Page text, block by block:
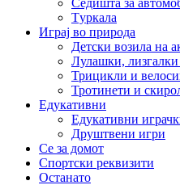
Седишта за
Tуркала
Играј во природа
Детски возила на
Лулашки,
Трицикли и
Тротинети и
Едукативни
Едукативни
Друштвени игри
Се за домот
Спортски реквизити
Останато